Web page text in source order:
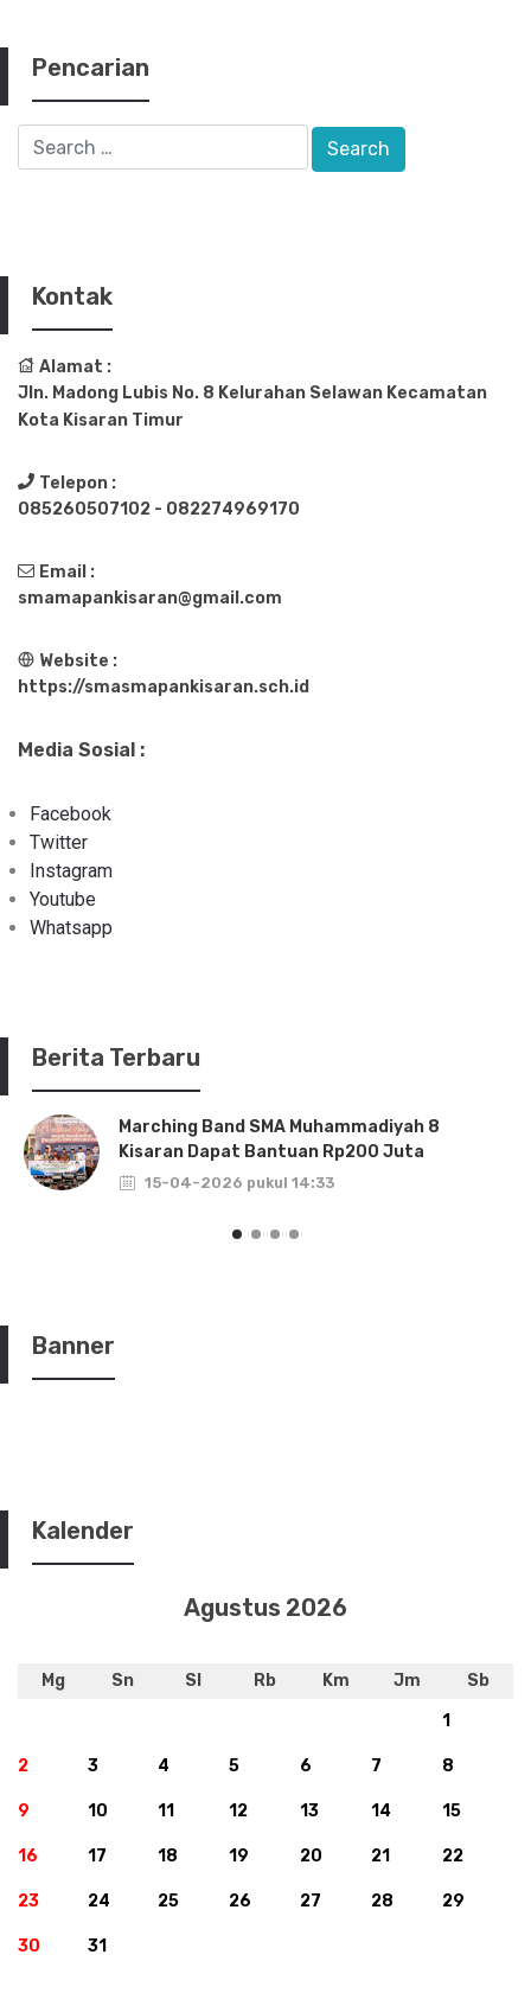
Pencarian
Kontak
Alamat :
Jln. Madong Lubis No. 8 Kelurahan Selawan Kecamatan
Kota Kisaran Timur
Telepon :
085260507102 - 082274969170
Email :
smamapankisaran@gmail.com
Website :
https://smasmapankisaran.sch.id
Media Sosial :
Facebook
Twitter
Instagram
Youtube
Whatsapp
Berita Terbaru
Marching Band SMA Muhammadiyah 8
Kisaran Dapat Bantuan Rp200 Juta
15-04-2026 pukul 14:33
Banner
Kalender
Agustus 2026
Mg Sn Sl Rb Km Jm
Sb
1
2 3 4 5 6 7 8
9 10 11 12 13 14 15
16 17 18 19 20 21 22
23 24 25 26 27 28 29
30 31